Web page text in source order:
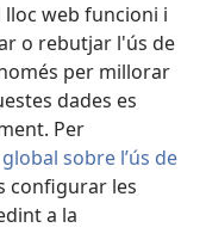
lloc web funcioni i
o rebutjar l'ús de
per millorar
dades es
Per
sobre l’ús de
configurar les
a la
Society of Pennsylvania.